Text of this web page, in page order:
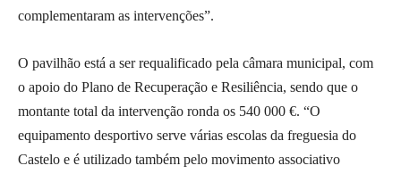
complementaram as intervenções”.
O pavilhão está a ser requalificado pela câmara municipal, com
o apoio do Plano de Recuperação e Resiliência, sendo que o
montante total da intervenção ronda os 540 000 €. “O
equipamento desportivo serve várias escolas da freguesia do
Castelo e é utilizado também pelo movimento associativo